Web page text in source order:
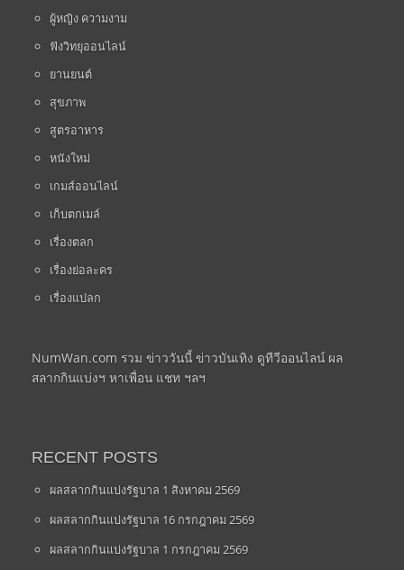
ผู้หญิง ความงาม
ฟังวิทยุออนไลน์
ยานยนต์
สุขภาพ
สูตรอาหาร
หนังใหม่
เกมส์ออนไลน์
เก็บตกเมล์
เรื่องตลก
เรื่องย่อละคร
เรื่องแปลก
NumWan.com รวม ข่าววันนี้ ข่าวบันเทิง ดูทีวีออนไลน์ ผล
สลากกินแบ่งฯ หาเพื่อน แชท ฯลฯ
RECENT POSTS
ผลสลากกินแบ่งรัฐบาล 1 สิงหาคม 2569
ผลสลากกินแบ่งรัฐบาล 16 กรกฎาคม 2569
ผลสลากกินแบ่งรัฐบาล 1 กรกฎาคม 2569